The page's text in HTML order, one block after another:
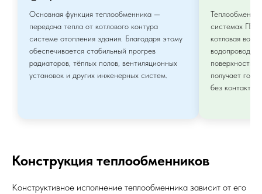
Основная функция теплообменника —
передача тепла от котлового контура
системе отопления здания. Благодаря этому
обеспечивается стабильный прогрев
радиаторов, тёплых полов, вентиляционных
установок и других инженерных систем.
системах
котловая
поверхности.
получает
без контакта
Конструкция теплообменников
Конструктивное исполнение теплообменника зависит от его